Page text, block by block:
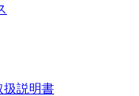
扱説明書